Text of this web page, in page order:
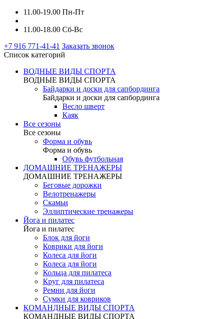
11.00-19.00 Пн-Пт
11.00-18.00 Сб-Вс
+7 916 771-41-41 Заказать звонок
Список категорий
ВОДНЫЕ ВИДЫ СПОРТА
ВОДНЫЕ ВИДЫ СПОРТА
Байдарки и доски для сапбординга
Байдарки и доски для сапбординга
Весло шверт
Каяк
Все сезоны
Все сезоны
Форма и обувь
Форма и обувь
Обувь футбольная
ДОМАШНИЕ ТРЕНАЖЕРЫ
ДОМАШНИЕ ТРЕНАЖЕРЫ
Беговые дорожки
Велотренажеры
Скамьи
Эллиптические тренажеры
Йога и пилатес
Йога и пилатес
Блок для йоги
Коврики для йоги
Колеса для йоги
Колеса для йоги
Кольца для пилатеса
Круг для пилатеса
Ремни для йоги
Сумки для ковриков
КОМАНДНЫЕ ВИДЫ СПОРТА
КОМАНДНЫЕ ВИДЫ СПОРТА